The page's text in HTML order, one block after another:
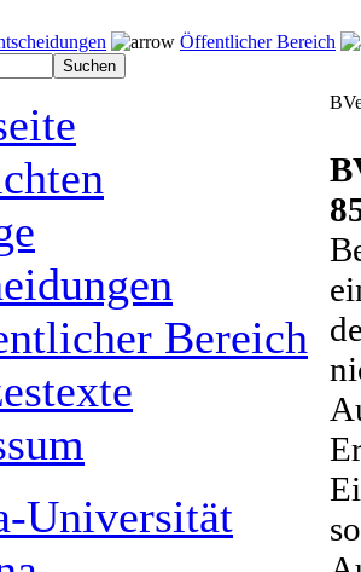
Öffentlicher Bereich
Bereich
Universität